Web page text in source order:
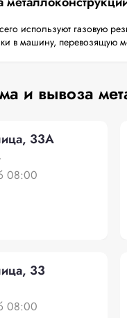
используют газовую
в машину, перевозящую
и вывоза
33А
08:00
33
08:00